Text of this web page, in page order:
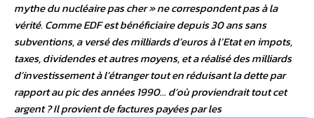
mythe du nucléaire pas cher » ne correspondent pas à la
vérité. Comme EDF est bénéficiaire depuis 30 ans sans
subventions, a versé des milliards d’euros à l’Etat en impots,
taxes, dividendes et autres moyens, et a réalisé des milliards
d’investissement à l’étranger tout en réduisant la dette par
rapport au pic des années 1990… d’où proviendrait tout cet
argent ? Il provient de factures payées par les